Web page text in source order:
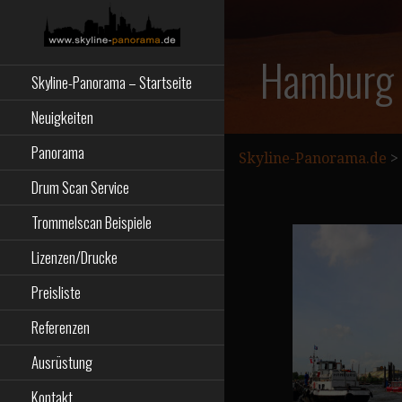
SKYLINE-
PANORAMA.DE
Skyline-Panorama – Startseite
Neuigkeiten
Panorama
Drum Scan Service
Trommelscan Beispiele
Lizenzen/Drucke
Preisliste
Referenzen
Ausrüstung
Kontakt
Skyline-Panorama.de >